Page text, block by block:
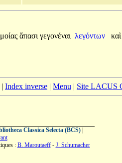
ἅπασι γεγονέναι λεγόντων
| Index inverse | Menu | Site LACUS
Classica Selecta (BCS)|
: B. Maroutaeff- J. Schumacher